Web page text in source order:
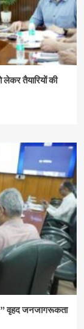
लेकर तैयारियों की
वृहद जनजागरूकता